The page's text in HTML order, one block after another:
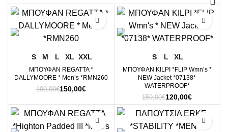
low
S M L XL XXL
ΜΠΟΥΦΑΝ REGATTA *
DALLYMOORE * Men’s *RMN260
190,00€Original
was:
190,00€.
150,00€Η
τιμή
είναι:
150,00€.
S L XL
ΜΠΟΥΦΑΝ KILPI *FLIP Wmn’s *
NEW Jacket *07138*
WATERPROOF*
159,00€Original
price
was:
159,00€.
120,00€Η
τρέχουσα
τιμή
είναι: